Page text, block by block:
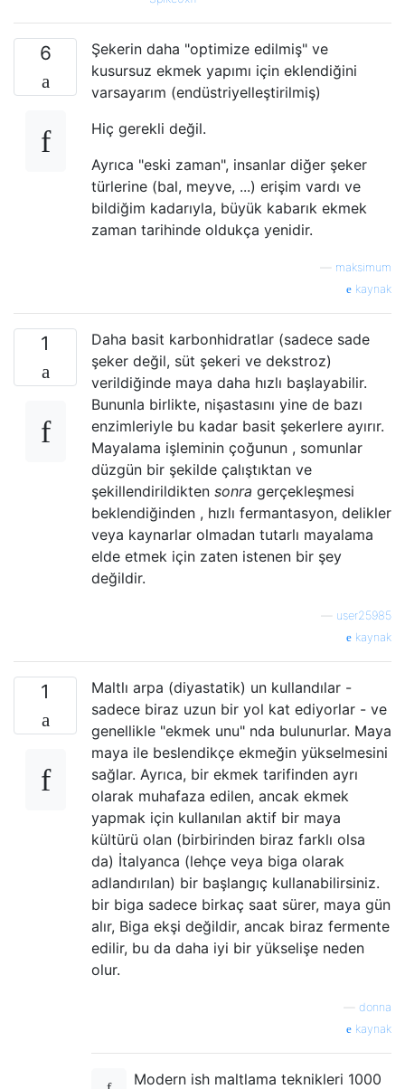
6
Şekerin daha "optimize edilmiş" ve
kusursuz ekmek yapımı için eklendiğini
varsayarım (endüstriyelleştirilmiş)
Hiç gerekli değil.
Ayrıca "eski zaman", insanlar diğer şeker
türlerine (bal, meyve, ...) erişim vardı ve
bildiğim kadarıyla, büyük kabarık ekmek
zaman tarihinde oldukça yenidir.
maksimum
kaynak
1
Daha basit karbonhidratlar (sadece sade
şeker değil, süt şekeri ve dekstroz)
verildiğinde maya daha hızlı başlayabilir.
Bununla birlikte, nişastasını yine de bazı
enzimleriyle bu kadar basit şekerlere ayırır.
Mayalama işleminin çoğunun , somunlar
düzgün bir şekilde çalıştıktan ve
şekillendirildikten sonra gerçekleşmesi
beklendiğinden , hızlı fermantasyon, delikler
veya kaynarlar olmadan tutarlı mayalama
elde etmek için zaten istenen bir şey
değildir.
user25985
kaynak
1
Maltlı arpa (diyastatik) un kullandılar -
sadece biraz uzun bir yol kat ediyorlar - ve
genellikle "ekmek unu" nda bulunurlar. Maya
maya ile beslendikçe ekmeğin yükselmesini
sağlar. Ayrıca, bir ekmek tarifinden ayrı
olarak muhafaza edilen, ancak ekmek
yapmak için kullanılan aktif bir maya
kültürü olan (birbirinden biraz farklı olsa
da) İtalyanca (lehçe veya biga olarak
adlandırılan) bir başlangıç ​​kullanabilirsiniz.
bir biga sadece birkaç saat sürer, maya gün
alır, Biga ekşi değildir, ancak biraz fermente
edilir, bu da daha iyi bir yükselişe neden
olur.
donna
kaynak
Modern ish maltlama teknikleri 1000